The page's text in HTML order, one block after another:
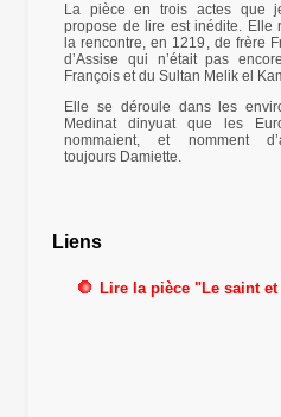
La pièce en trois actes que
propose de lire est inédite. Elle
la rencontre, en 1219, de frère
d’Assise qui n’était pas
François et du Sultan Melik el
Elle se déroule dans les
Medinat dinyuat que les
nommaient, et nomment
toujours Damiette.
Liens
Lire la pièce "Le saint